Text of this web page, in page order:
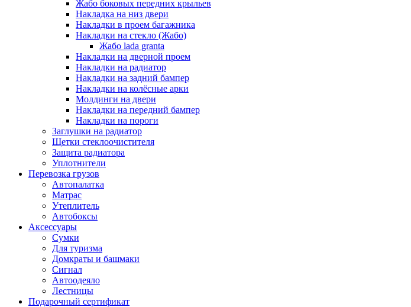
Жабо боковых передних крыльев
Накладка на низ двери
Накладки в проем багажника
Накладки на стекло (Жабо)
Жабо lada granta
Накладки на дверной проем
Накладки на радиатор
Накладки на задний бампер
Накладки на колёсные арки
Молдинги на двери
Накладки на передний бампер
Накладки на пороги
Заглушки на радиатор
Щетки стеклоочистителя
Защита радиатора
Уплотнители
Перевозка грузов
Автопалатка
Матрас
Утеплитель
Автобоксы
Аксессуары
Сумки
Для туризма
Домкраты и башмаки
Сигнал
Автоодеяло
Лестницы
Подарочный сертификат